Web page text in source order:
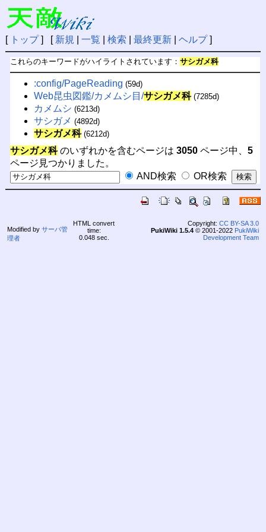
[ トップ] [ 新規 一覧 検索 最終更新| ヘルプ]
これらのキーワードがハイライトされています： サシガメ科
:config/PageReading (59d)
Web昆虫図鑑/カメムシ目/サシガメ科 (7285d)
カメムシ (6213d)
サシガメ (4892d)
サシガメ科 (6212d)
サシガメ科のいずれかを含むページは 3050ページ中、 5
ページ見つかりました。
AND検索
OR検索
Modified by サーバ管
理者
HTML convert
time:
0.048 sec.
Copyright: CC BY-SA 3.0
PukiWiki 1.5.4© 2001-2022 PukiWiki
Development Team